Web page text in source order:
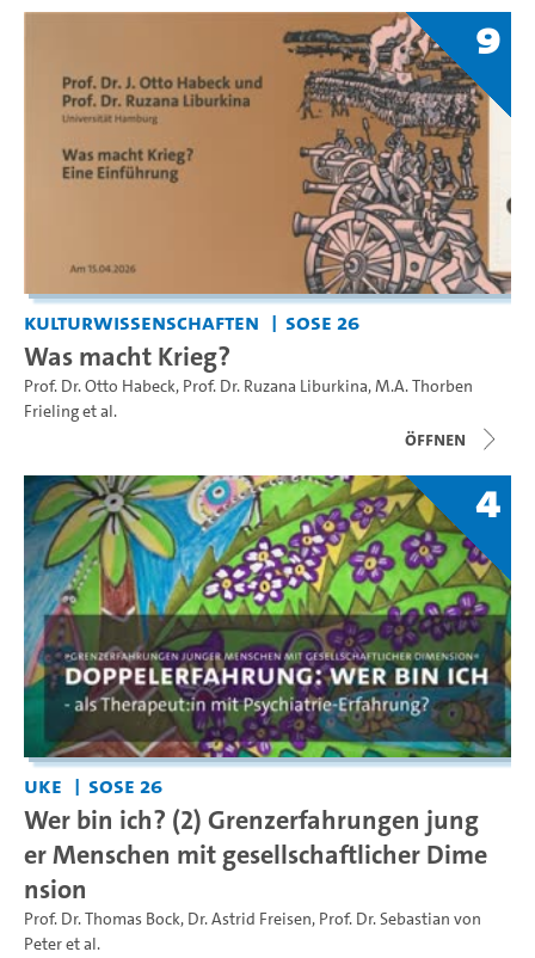
9
Kulturwissenschaften SoSe 26
Was macht Krieg?
Prof. Dr. Otto Habeck, Prof. Dr. Ruzana Liburkina,M.A. Thorben
Frielinget al.
Öffnen
4
UKE SoSe 26
Wer bin ich? (2) Grenzerfahrungen jung
er Menschen mit gesellschaftlicher Dime
nsion
Prof. Dr. Thomas Bock, Dr. Astrid Freisen, Prof. Dr. Sebastian von
Peteret al.